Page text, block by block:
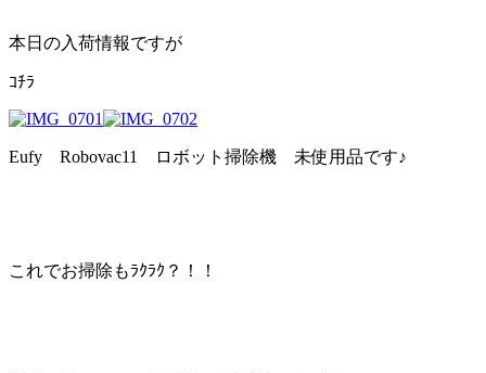
本日の入荷情報ですが
ｺﾁﾗ
Eufy Robovac11 ロボット掃除機 未使用品です♪
これでお掃除もﾗｸﾗｸ？！！